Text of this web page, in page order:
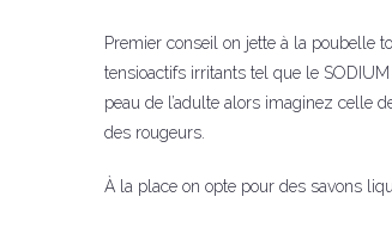
Premier conseil on jette à la poubelle
tensioactifs irritants tel que le
peau de l’adulte alors imaginez celle
des rougeurs.
À la place on opte pour des savons